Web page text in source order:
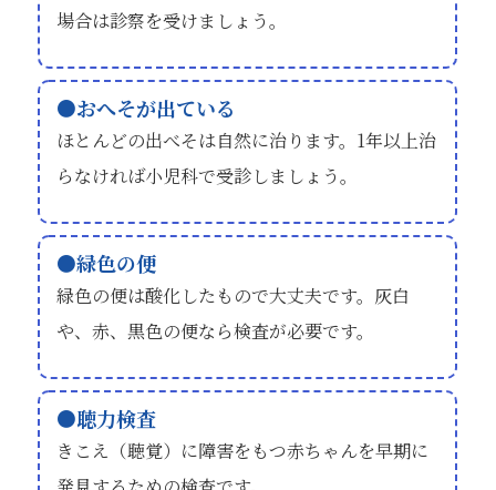
場合は診察を受けましょう。
おへそが出ている
ほとんどの出べそは自然に治ります。1年以上治
らなければ小児科で受診しましょう。
緑色の便
緑色の便は酸化したもので大丈夫です。灰白
や、赤、黒色の便なら検査が必要です。
聴力検査
きこえ（聴覚）に障害をもつ赤ちゃんを早期に